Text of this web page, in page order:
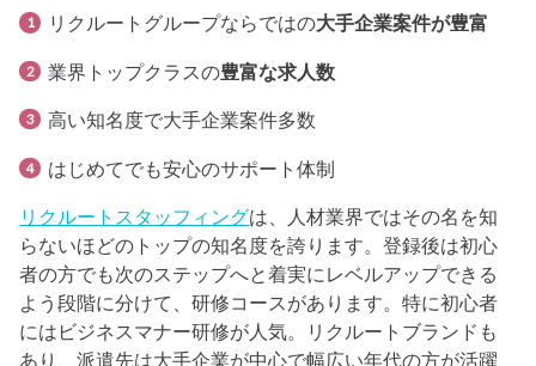
リクルートグループならではの大手企業案件が豊富
業界トップクラスの豊富な求人数
高い知名度で大手企業案件多数
はじめてでも安心のサポート体制
リクルートスタッフィングは、人材業界ではその名を知
らないほどのトップの知名度を誇ります。登録後は初心
者の方でも次のステップへと着実にレベルアップできる
よう段階に分けて、研修コースがあります。特に初心者
にはビジネスマナー研修が人気。リクルートブランドも
あり、派遣先は大手企業が中心で幅広い年代の方が活躍